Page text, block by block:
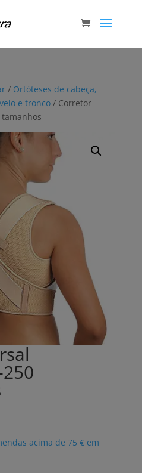
/ Ortóteses de cabeça,
e tronco/ Corretor
tamanhos
acima de 75 € em